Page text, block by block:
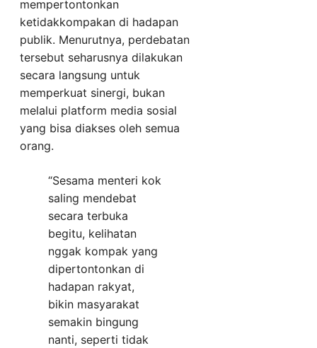
mempertontonkan
ketidakkompakan di hadapan
publik. Menurutnya, perdebatan
tersebut seharusnya dilakukan
secara langsung untuk
memperkuat sinergi, bukan
melalui platform media sosial
yang bisa diakses oleh semua
orang.
“Sesama menteri kok
saling mendebat
secara terbuka
begitu, kelihatan
nggak kompak yang
dipertontonkan di
hadapan rakyat,
bikin masyarakat
semakin bingung
nanti, seperti tidak